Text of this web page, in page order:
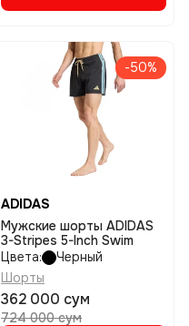
-50%
ADIDAS
Мужские шорты ADIDAS
3-Stripes 5-Inch Swim
Цвета:
Черный
Шорты
362 000 сум
724 000 сум